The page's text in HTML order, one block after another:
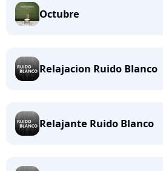
Octubre
Relajacion Ruido Blanco
Relajante Ruido Blanco